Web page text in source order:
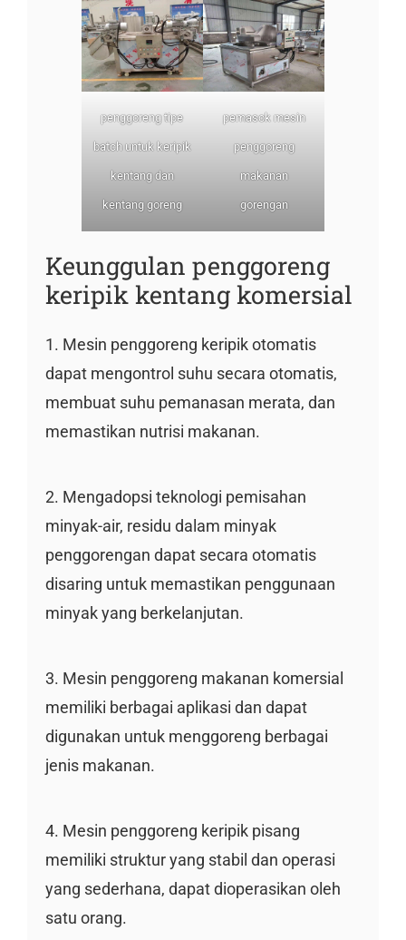
penggoreng tipe
batch untuk keripik
kentang dan
kentang goreng
pemasok mesin
penggoreng
makanan
gorengan
Keunggulan penggoreng
keripik kentang komersial
1. Mesin penggoreng keripik otomatis
dapat mengontrol suhu secara otomatis,
membuat suhu pemanasan merata, dan
memastikan nutrisi makanan.
2. Mengadopsi teknologi pemisahan
minyak-air, residu dalam minyak
penggorengan dapat secara otomatis
disaring untuk memastikan penggunaan
minyak yang berkelanjutan.
3. Mesin penggoreng makanan komersial
memiliki berbagai aplikasi dan dapat
digunakan untuk menggoreng berbagai
jenis makanan.
4. Mesin penggoreng keripik pisang
memiliki struktur yang stabil dan operasi
yang sederhana, dapat dioperasikan oleh
satu orang.